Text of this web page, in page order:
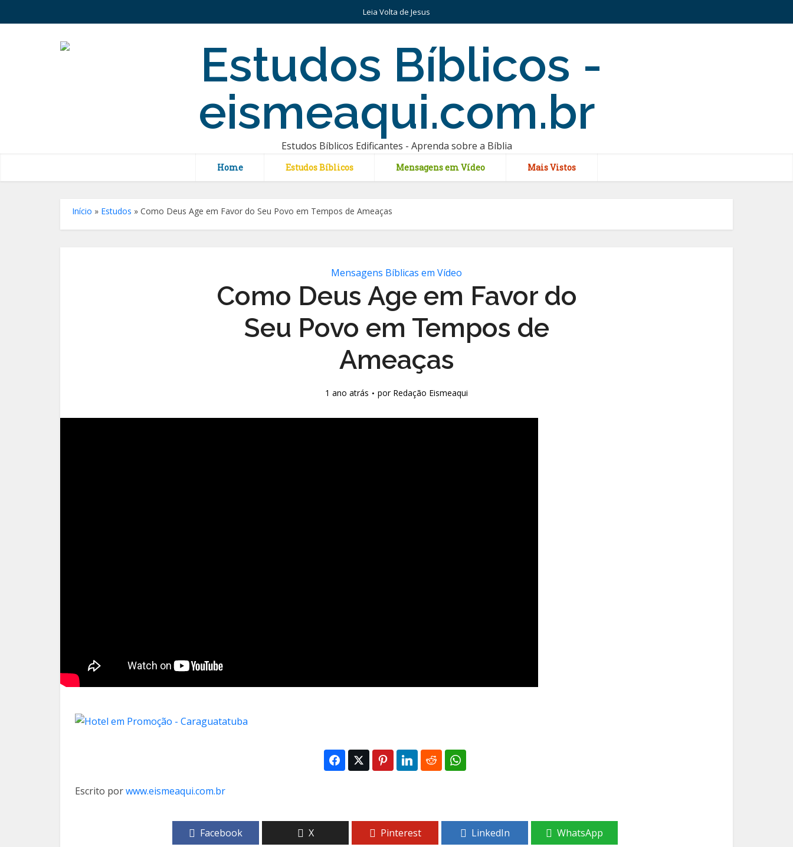
Leia Volta de Jesus
Estudos Bíblicos Edificantes - Aprenda sobre a Bíblia
Home Estudos Bíblicos Mensagens em Vídeo Mais Vistos
Início » Estudos » Como Deus Age em Favor do Seu Povo em Tempos de Ameaças
Mensagens Bíblicas em Vídeo
Como Deus Age em Favor do
Seu Povo em Tempos de
Ameaças
1 ano atrás por Redação Eismeaqui
Escrito porwww.eismeaqui.com.br
Facebook X Pinterest LinkedIn WhatsApp